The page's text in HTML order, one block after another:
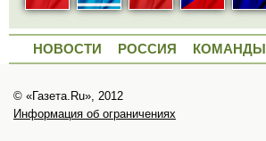
НОВОСТИ РОССИЯ КОМАНДЫ
© «Газета.Ru», 2012
Информация об ограничениях